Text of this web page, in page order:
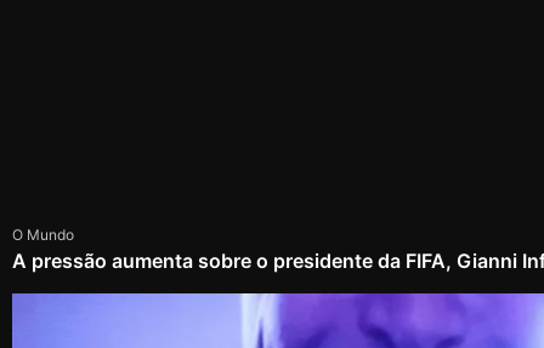
O Mundo
A pressão aumenta sobre o presidente da FIFA, Gianni